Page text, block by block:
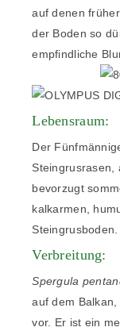
auf denen
der Boden so
empfindliche
Lebensraum:
Der
Steingrusrasen,
bevorzugt
kalkarmen,
Steingrusboden.
Verbreitung:
Spergula
auf dem
vor. Er ist ein